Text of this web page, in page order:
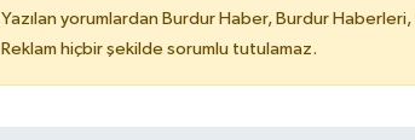
Yazılan yorumlardan Burdur Haber, Burdur
Reklam hiçbir şekilde sorumlu tutulamaz.